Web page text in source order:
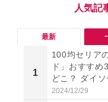
最新
1
100均セリア
ド」おすすめ
どこ？ ダイ
色・長さ・太
2024/12/29